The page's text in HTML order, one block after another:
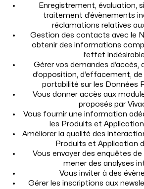
Enregistrement, évaluation,
traitement d’évènements
réclamations relatives
Gestion des contacts avec le
obtenir des informations
l’effet
Gérer vos demandes
d’opposition, d’effacement,
portabilité sur les Données
Vous donner accès aux
proposés par
Vous fournir une information
les Produits et Application
Améliorer la qualité des
Produits et Application
Vous envoyer des enquêtes
mener des analyses
Vous inviter à des
Gérer les inscriptions aux